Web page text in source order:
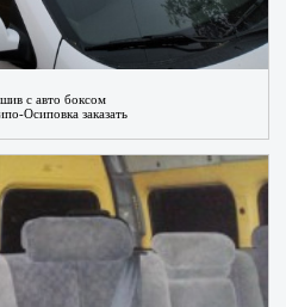
с авто боксом
Осиповка заказать